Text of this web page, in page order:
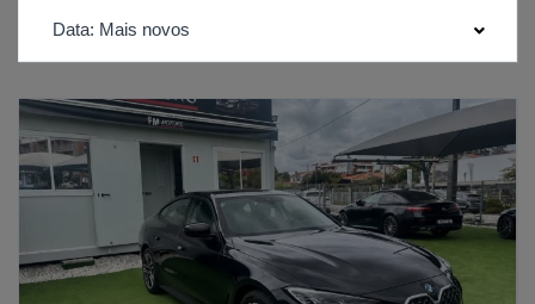
Data: Mais novos